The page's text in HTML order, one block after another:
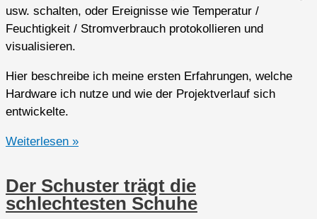
usw. schalten, oder Ereignisse wie Temperatur /
Feuchtigkeit / Stromverbrauch protokollieren und
visualisieren.
Hier beschreibe ich meine ersten Erfahrungen, welche
Hardware ich nutze und wie der Projektverlauf sich
entwickelte.
FHEM
Kochrezepte
+
Vorturnübungen
Weiterlesen »
Der Schuster trägt die
schlechtesten Schuhe